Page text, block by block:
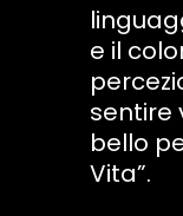
e il
sentire
bello
Vita”.